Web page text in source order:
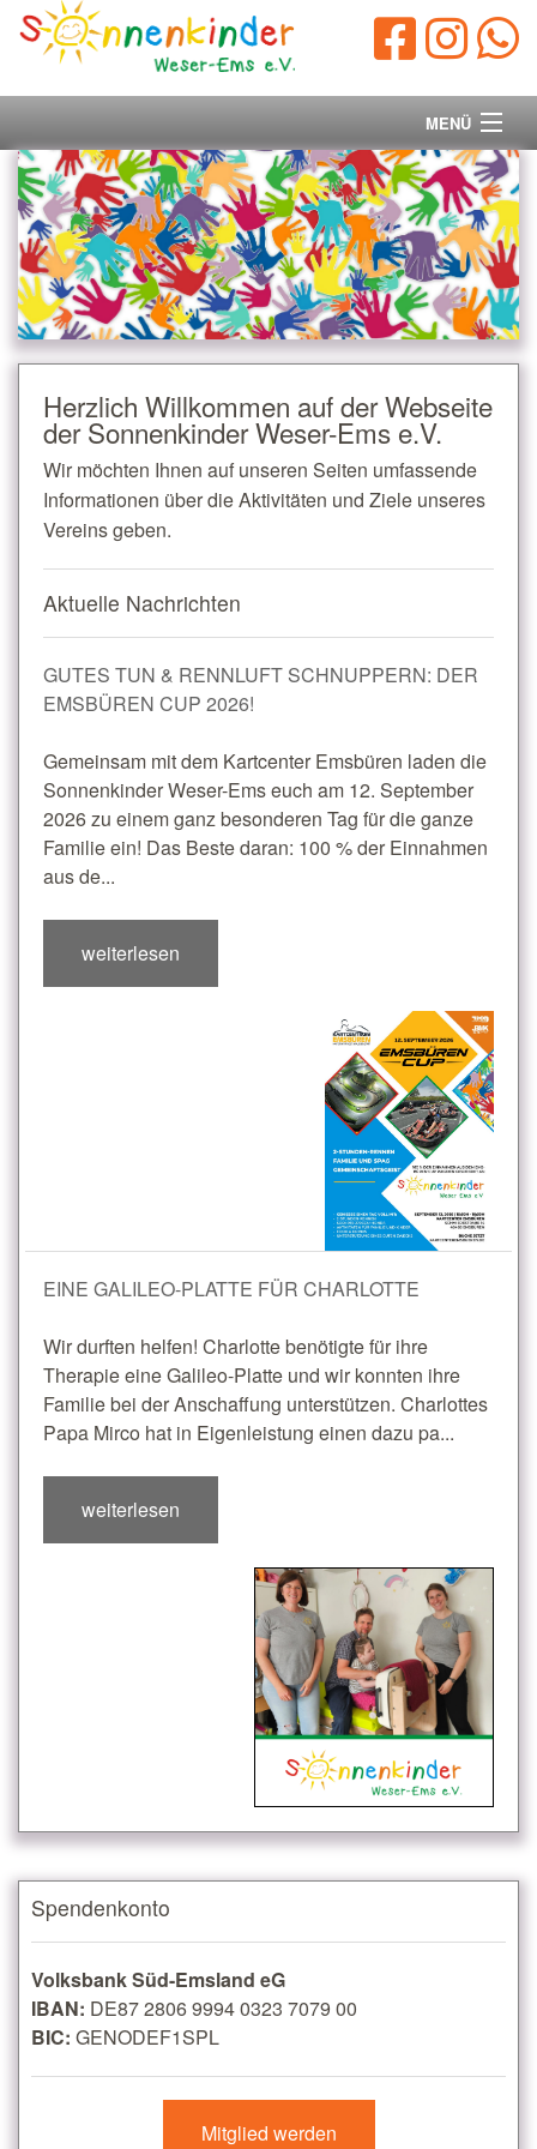
MENÜ
Startseite
Vorstand
Unsere Ziele
Ihre Spende
Aktuelles/Presse
Kontakt
Herzlich Willkommen auf der Webseite
der Sonnenkinder Weser-Ems e.V.
Wir möchten Ihnen auf unseren Seiten umfassende
Informationen über die Aktivitäten und Ziele unseres
Vereins geben.
Aktuelle Nachrichten
GUTES TUN & RENNLUFT SCHNUPPERN: DER
EMSBÜREN CUP 2026!
Gemeinsam mit dem Kartcenter Emsbüren laden die
Sonnenkinder Weser-Ems euch am 12. September
2026 zu einem ganz besonderen Tag für die ganze
Familie ein! Das Beste daran: 100 % der Einnahmen
aus de...
weiterlesen
EINE GALILEO-PLATTE FÜR CHARLOTTE
Wir durften helfen! Charlotte benötigte für ihre
Therapie eine Galileo-Platte und wir konnten ihre
Familie bei der Anschaffung unterstützen. Charlottes
Papa Mirco hat in Eigenleistung einen dazu pa...
weiterlesen
Spendenkonto
Volksbank Süd-Emsland eG
IBAN: DE87 2806 9994 0323 7079 00
BIC: GENODEF1SPL
Mitglied werden